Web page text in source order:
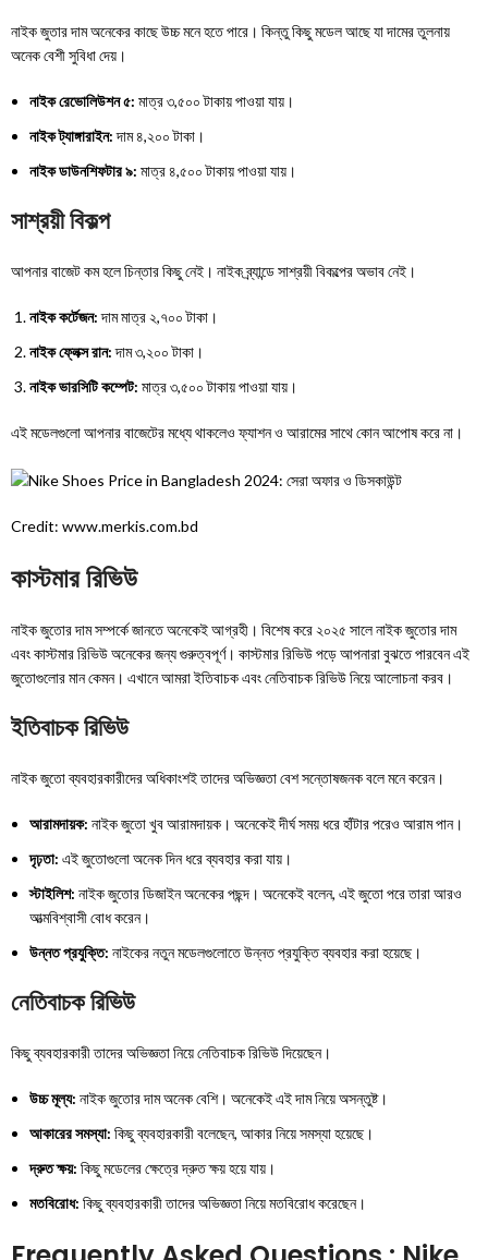
নাইক জুতার দাম অনেকের কাছে উচ্চ মনে হতে পারে। কিন্তু কিছু মডেল আছে যা দামের তুলনায়
অনেক বেশী সুবিধা দেয়।
নাইক রেভোলিউশন ৫: মাত্র ৩,৫০০ টাকায় পাওয়া যায়।
নাইক ট্যাঙ্গারাইন:দাম ৪,২০০ টাকা।
নাইক ডাউনশিফটার ৯: মাত্র ৪,৫০০ টাকায় পাওয়া যায়।
সাশ্রয়ী বিকল্প
আপনার বাজেট কম হলে চিন্তার কিছু নেই। নাইক ব্র্যান্ডে সাশ্রয়ী বিকল্পের অভাব নেই।
নাইক কর্টেজন:দাম মাত্র ২,৭০০ টাকা।
নাইক ফ্লেক্স রান:দাম ৩,২০০ টাকা।
নাইক ভারসিটি কম্পেট: মাত্র ৩,৫০০ টাকায় পাওয়া যায়।
এই মডেলগুলো আপনার বাজেটের মধ্যে থাকলেও ফ্যাশন ও আরামের সাথে কোন আপোষ করে না।
Credit: www.merkis.com.bd
কাস্টমার রিভিউ
নাইক জুতোর দাম সম্পর্কে জানতে অনেকেই আগ্রহী। বিশেষ করে ২০২৫ সালে নাইক জুতোর দাম
এবং কাস্টমার রিভিউ অনেকের জন্য গুরুত্বপূর্ণ। কাস্টমার রিভিউ পড়ে আপনারা বুঝতে পারবেন এই
জুতোগুলোর মান কেমন। এখানে আমরা ইতিবাচক এবং নেতিবাচক রিভিউ নিয়ে আলোচনা করব।
ইতিবাচক রিভিউ
নাইক জুতো ব্যবহারকারীদের অধিকাংশই তাদের অভিজ্ঞতা বেশ সন্তোষজনক বলে মনে করেন।
আরামদায়ক: নাইক জুতো খুব আরামদায়ক। অনেকেই দীর্ঘ সময় ধরে হাঁটার পরেও আরাম পান।
দৃঢ়তা: এই জুতোগুলো অনেক দিন ধরে ব্যবহার করা যায়।
স্টাইলিশ: নাইক জুতোর ডিজাইন অনেকের পছন্দ। অনেকেই বলেন, এই জুতো পরে তারা আরও
আত্মবিশ্বাসী বোধ করেন।
উন্নত প্রযুক্তি: নাইকের নতুন মডেলগুলোতে উন্নত প্রযুক্তি ব্যবহার করা হয়েছে।
নেতিবাচক রিভিউ
কিছু ব্যবহারকারী তাদের অভিজ্ঞতা নিয়ে নেতিবাচক রিভিউ দিয়েছেন।
উচ্চ মূল্য: নাইক জুতোর দাম অনেক বেশি। অনেকেই এই দাম নিয়ে অসন্তুষ্ট।
আকারের সমস্যা: কিছু ব্যবহারকারী বলেছেন, আকার নিয়ে সমস্যা হয়েছে।
দ্রুত ক্ষয়: কিছু মডেলের ক্ষেত্রে দ্রুত ক্ষয় হয়ে যায়।
মতবিরোধ: কিছু ব্যবহারকারী তাদের অভিজ্ঞতা নিয়ে মতবিরোধ করেছেন।